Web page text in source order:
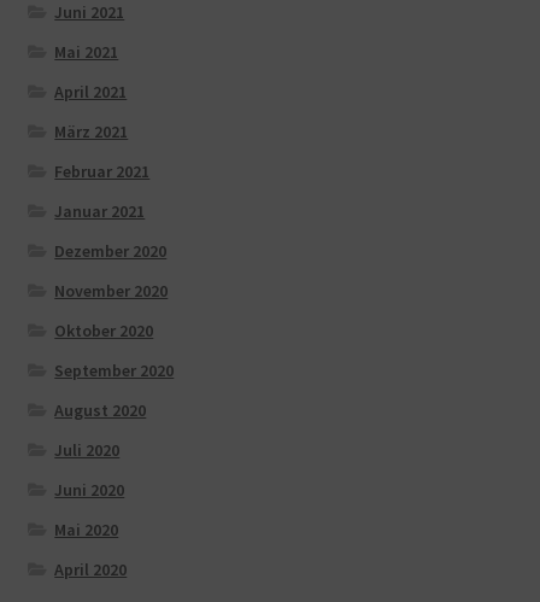
Juni 2021
Mai 2021
April 2021
März 2021
Februar 2021
Januar 2021
Dezember 2020
November 2020
Oktober 2020
September 2020
August 2020
Juli 2020
Juni 2020
Mai 2020
April 2020